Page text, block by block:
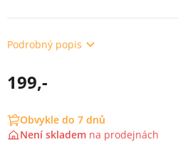
Podrobný popis
199,-
Obvykle do 7 dnů
Není skladem na prodejnách